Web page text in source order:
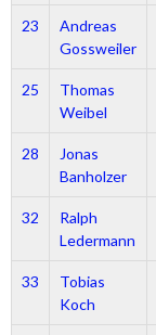
23
Andreas
Gossweiler
25
Thomas
Weibel
28
Jonas
Banholzer
32
Ralph
Ledermann
33
Tobias
Koch